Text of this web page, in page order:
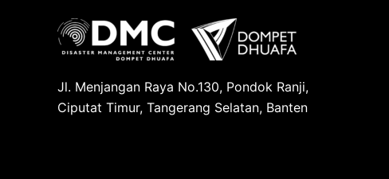
Jl. Menjangan Raya No.130, Pondok Ranji,
Ciputat Timur, Tangerang Selatan, Banten